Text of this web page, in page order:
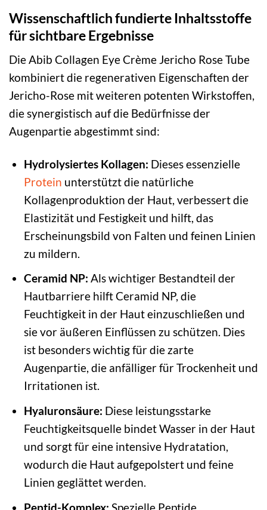
Wissenschaftlich fundierte Inhaltsstoffe
für sichtbare Ergebnisse
Die Abib Collagen Eye Crème Jericho Rose Tube
kombiniert die regenerativen Eigenschaften der
Jericho-Rose mit weiteren potenten Wirkstoffen,
die synergistisch auf die Bedürfnisse der
Augenpartie abgestimmt sind:
Hydrolysiertes Kollagen: Dieses essenzielle
Protein unterstützt die natürliche
Kollagenproduktion der Haut, verbessert die
Elastizität und Festigkeit und hilft, das
Erscheinungsbild von Falten und feinen Linien
zu mildern.
Ceramid NP: Als wichtiger Bestandteil der
Hautbarriere hilft Ceramid NP, die
Feuchtigkeit in der Haut einzuschließen und
sie vor äußeren Einflüssen zu schützen. Dies
ist besonders wichtig für die zarte
Augenpartie, die anfälliger für Trockenheit und
Irritationen ist.
Hyaluronsäure: Diese leistungsstarke
Feuchtigkeitsquelle bindet Wasser in der Haut
und sorgt für eine intensive Hydratation,
wodurch die Haut aufgepolstert und feine
Linien geglättet werden.
Peptid-Komplex: Spezielle Peptide